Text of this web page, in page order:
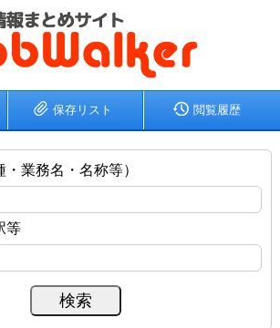
保存リスト 閲覧履歴
業務名・名称等）
等